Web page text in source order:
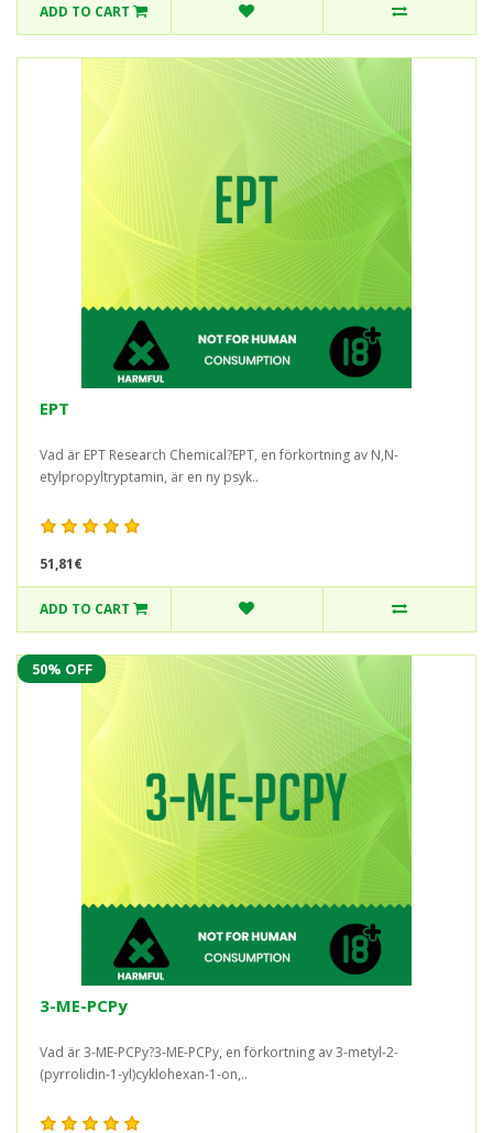
ADD TO CART
EPT
Vad är EPT Research Chemical?EPT, en förkortning av N,N-
etylpropyltryptamin, är en ny psyk..
51,81€
ADD TO CART
50% OFF
3-ME-PCPy
Vad är 3-ME-PCPy?3-ME-PCPy, en förkortning av 3-metyl-2-
(pyrrolidin-1-yl)cyklohexan-1-on,..